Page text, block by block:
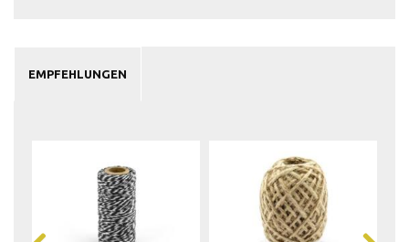
EMPFEHLUNGEN